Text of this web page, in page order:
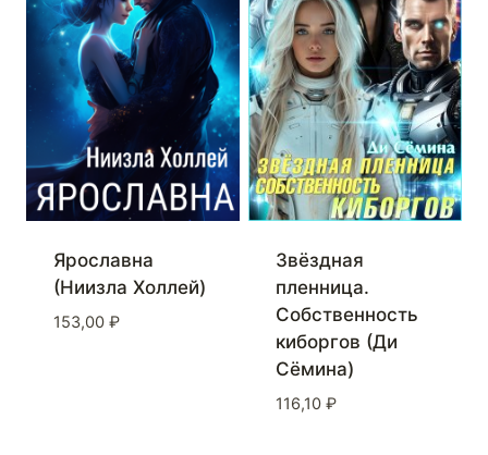
Ярославна
(Ниизла Холлей)
153,00 ₽
Звёздная
пленница.
Собственность
киборгов (Ди
Сёмина)
116,10 ₽